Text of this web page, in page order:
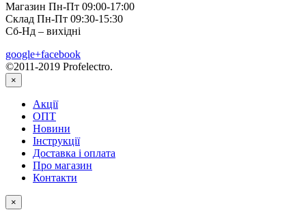
Магазин Пн-Пт 09:00-17:00
Склад Пн-Пт 09:30-15:30
Сб-Нд – вихідні
google+facebook
©2011-2019 Profelectro.
×
Акції
ОПТ
Новини
Інструкції
Доставка і оплата
Про магазин
Контакти
×